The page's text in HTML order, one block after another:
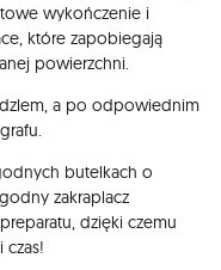
wykończenie i
które zapobiegają
powierzchni.
a po odpowiednim
butelkach o
zakraplacz
dzięki czemu
czas!